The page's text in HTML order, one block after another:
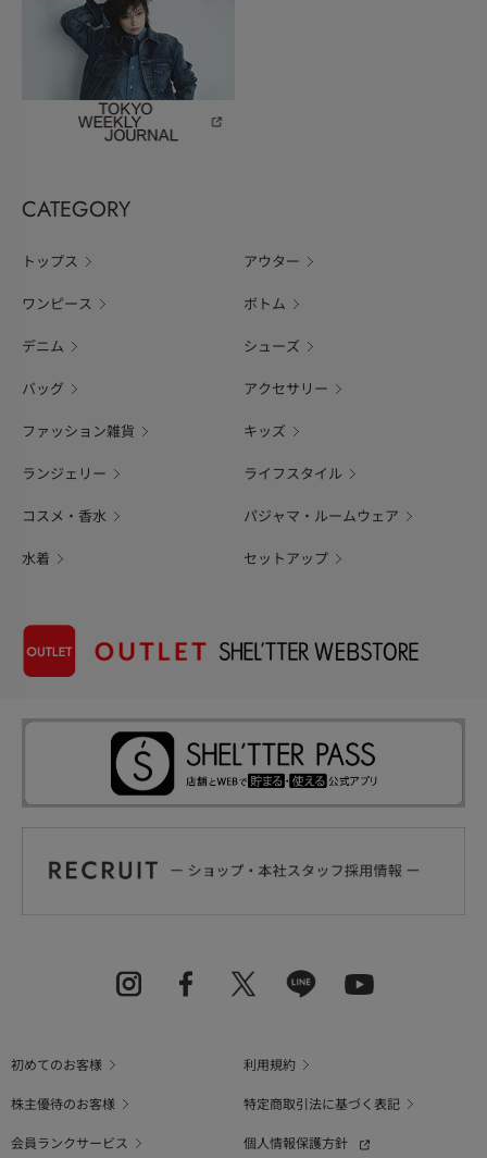
CATEGORY
トップス アウター
ワンピース ボトム
デニム シューズ
バッグ アクセサリー
ファッション雑貨 キッズ
ランジェリー ライフスタイル
コスメ・香水 パジャマ・ルームウェア
水着 セットアップ
初めてのお客様
利用規約
株主優待のお客様
特定商取引法に基づく表記
会員ランクサービス
個人情報保護方針